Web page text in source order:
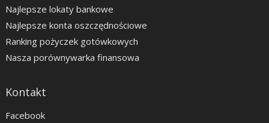
Najlepsze lokaty bankowe
Najlepsze konta oszczędnościowe
Ranking pożyczek gotówkowych
Nasza porównywarka finansowa
Kontakt
Facebook